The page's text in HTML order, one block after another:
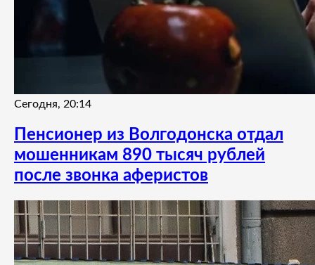
Сегодня, 20:14
Пенсионер из Волгодонска отдал
мошенникам 890 тысяч рублей
после звонка аферистов